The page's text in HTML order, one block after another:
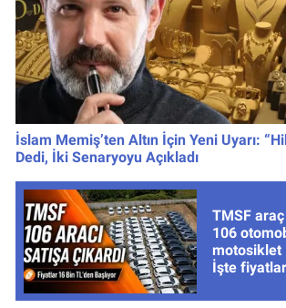
İslam Memiş’ten Altın İçin Yeni Uyarı:
Dedi, İki Senaryoyu Açıkladı
TMSF araç
106
motosiklet
İşte